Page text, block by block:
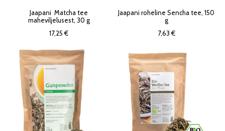
Jaapani Matcha tee
maheviljelusest, 30 g
17,25 €
Jaapani roheline Sencha tee, 150
g
7,63 €